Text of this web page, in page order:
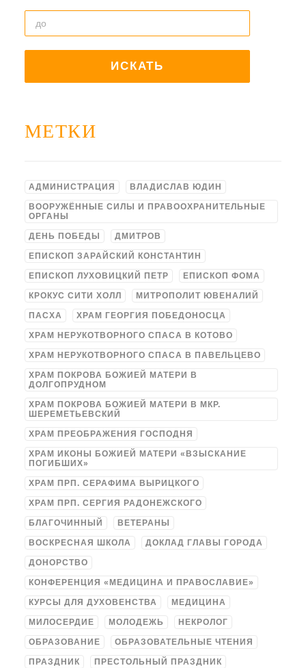
МЕТКИ
АДМИНИСТРАЦИЯ ВЛАДИСЛАВ ЮДИН
ВООРУЖЁННЫЕ СИЛЫ И ПРАВООХРАНИТЕЛЬНЫЕ
ОРГАНЫ
ДЕНЬ ПОБЕДЫ ДМИТРОВ
ЕПИСКОП ЗАРАЙСКИЙ КОНСТАНТИН
ЕПИСКОП ЛУХОВИЦКИЙ ПЕТР ЕПИСКОП ФОМА
КРОКУС СИТИ ХОЛЛ МИТРОПОЛИТ ЮВЕНАЛИЙ
ПАСХА ХРАМ ГЕОРГИЯ ПОБЕДОНОСЦА
ХРАМ НЕРУКОТВОРНОГО СПАСА В КОТОВО
ХРАМ НЕРУКОТВОРНОГО СПАСА В ПАВЕЛЬЦЕВО
ХРАМ ПОКРОВА БОЖИЕЙ МАТЕРИ В
ДОЛГОПРУДНОМ
ХРАМ ПОКРОВА БОЖИЕЙ МАТЕРИ В МКР.
ШЕРЕМЕТЬЕВСКИЙ
ХРАМ ПРЕОБРАЖЕНИЯ ГОСПОДНЯ
ХРАМ ИКОНЫ БОЖИЕЙ МАТЕРИ «ВЗЫСКАНИЕ
ПОГИБШИХ»
ХРАМ ПРП. СЕРАФИМА ВЫРИЦКОГО
ХРАМ ПРП. СЕРГИЯ РАДОНЕЖСКОГО
БЛАГОЧИННЫЙ ВЕТЕРАНЫ
ВОСКРЕСНАЯ ШКОЛА ДОКЛАД ГЛАВЫ ГОРОДА
ДОНОРСТВО
КОНФЕРЕНЦИЯ «МЕДИЦИНА И ПРАВОСЛАВИЕ»
КУРСЫ ДЛЯ ДУХОВЕНСТВА МЕДИЦИНА
МИЛОСЕРДИЕ МОЛОДЕЖЬ НЕКРОЛОГ
ОБРАЗОВАНИЕ ОБРАЗОВАТЕЛЬНЫЕ ЧТЕНИЯ
ПРАЗДНИК ПРЕСТОЛЬНЫЙ ПРАЗДНИК